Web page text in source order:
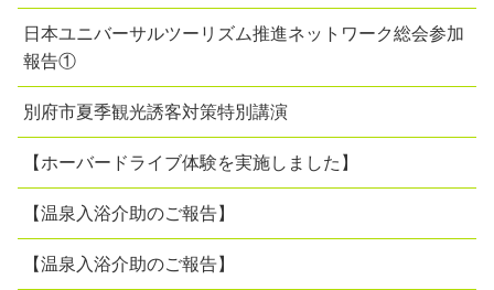
日本ユニバーサルツーリズム推進ネットワーク総会参加
報告①
別府市夏季観光誘客対策特別講演
【ホーバードライブ体験を実施しました】
【温泉入浴介助のご報告】
【温泉入浴介助のご報告】